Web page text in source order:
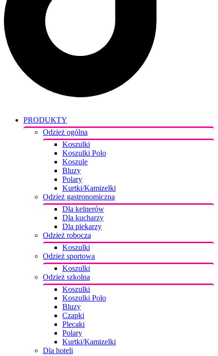
PRODUKTY
Odzież ogólna
Koszulki
Koszulki Polo
Koszule
Bluzy
Polary
Kurtki/Kamizelki
Odzież gastronomiczna
Dla kelnerów
Dla kucharzy
Dla piekarzy
Odzież robocza
Koszulki
Odzież sportowa
Koszulki
Odzież szkolna
Koszulki
Koszulki Polo
Bluzy
Czapki
Plecaki
Polary
Kurtki/Kamizelki
Dla hoteli